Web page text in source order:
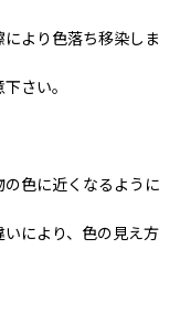
より色落ち移染しま
さい。
色に近くなるように
により、色の見え方